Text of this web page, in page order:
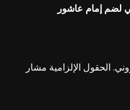
لضم إمام عاشور
الحقول الإلزامية مشار